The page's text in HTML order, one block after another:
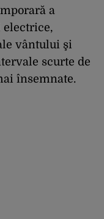
a
electrice,
vântului şi
scurte de
însemnate.